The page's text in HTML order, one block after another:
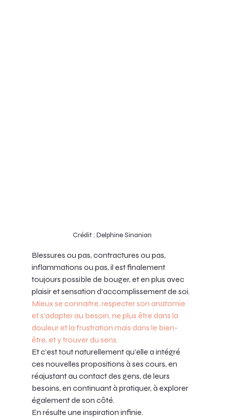
Crédit : Delphine Sinanian
Blessures ou pas, contractures ou pas,
inflammations ou pas, il est finalement
toujours possible de bouger, et en plus avec
plaisir et sensation d’accomplissement de soi.
Mieux se connaitre, respecter son anatomie
et s’adapter au besoin, ne plus être dans la
douleur et la frustration mais dans le bien-
être, et y trouver du sens.
Et c’est tout naturellement qu’elle a intégré
ces nouvelles propositions à ses cours, en
réajustant au contact des gens, de leurs
besoins, en continuant à pratiquer, à explorer
également de son côté.
En résulte une inspiration infinie.